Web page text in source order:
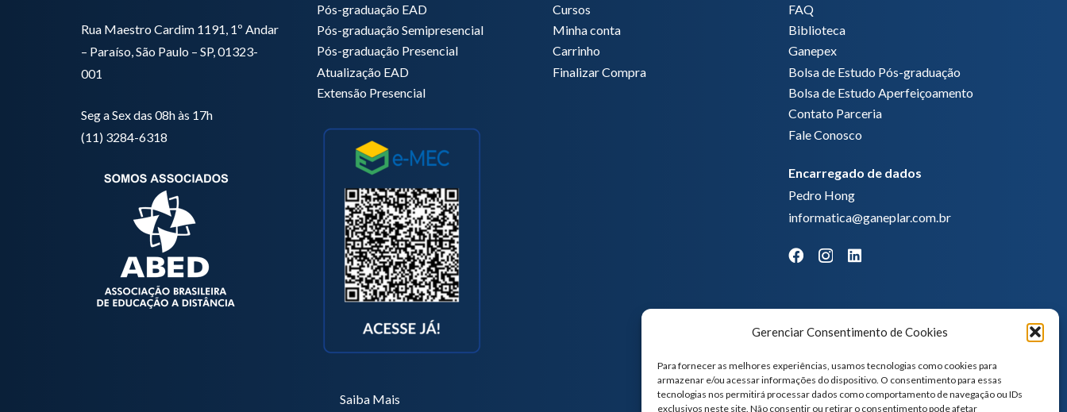
Gerenciar Consentimento de Cookies
Para fornecer as melhores experiências, usamos tecnologias como cookies para
armazenar e/ou acessar informações do dispositivo. O consentimento para essas
tecnologias nos permitirá processar dados como comportamento de navegação ou IDs
exclusivos neste site. Não consentir ou retirar o consentimento pode afetar
Rua Maestro Cardim 1191, 1º Andar
– Paraíso, São Paulo – SP, 01323-
001
Seg a Sex das 08h às 17h
(11) 3284-6318
Pós-graduação EAD
Pós-graduação Semipresencial
Pós-graduação Presencial
Atualização EAD
Extensão Presencial
Saiba Mais
Cursos
Minha conta
Carrinho
Finalizar Compra
FAQ
Biblioteca
Ganepex
Bolsa de Estudo Pós-graduação
Bolsa de Estudo Aperfeiçoamento
Contato Parceria
Fale Conosco
Encarregado de dados
Pedro Hong
informatica@ganeplar.com.br